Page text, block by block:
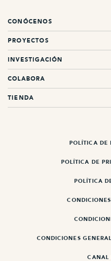
CONÓCENOS
PROYECTOS
INVESTIGACIÓN
COLABORA
TIENDA
POLÍTICA DE
POLÍTICA DE
POLÍTICA
CONDICIONES
CANAL